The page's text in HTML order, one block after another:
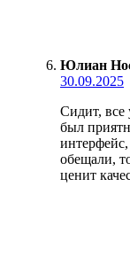
Юлиан
30.09.2025
Сидит, все
был
обещали,
ценит